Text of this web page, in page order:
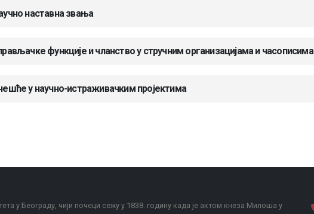
наставна звања
функције и чланство у стручним организацијама и часописима
у научно-истраживачким пројектима
у Београду, чији почеци сежу у 1838. годину када је актом кнеза Милоша у